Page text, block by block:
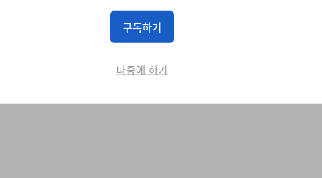
구독하기
나중에 하기